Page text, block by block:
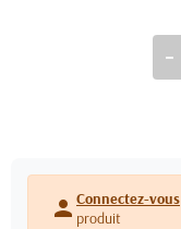
person Connectez-vous
produit